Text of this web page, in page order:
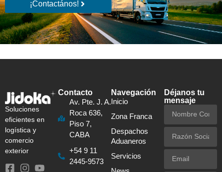
¡Contactános!
Soluciones
eficientes en
logística y
comercio
exterior
Contacto
Av. Pte. J. A.
Roca 636,
Piso 7,
CABA
+54 9 11
2445-9573
Navegación
Inicio
Zona Franca
Despachos
Aduaneros
Servicios
Déjanos tu
mensaje